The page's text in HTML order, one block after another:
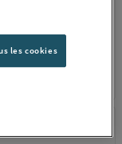
les cookies